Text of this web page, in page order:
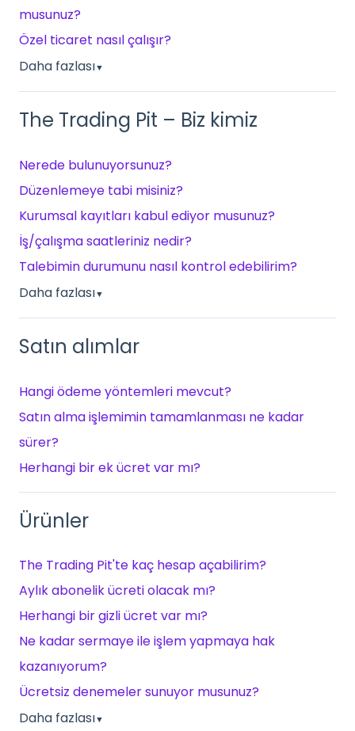
musunuz?
Özel ticaret nasıl çalışır?
Daha fazlası▼
The Trading Pit – Biz kimiz
Nerede bulunuyorsunuz?
Düzenlemeye tabi misiniz?
Kurumsal kayıtları kabul ediyor musunuz?
İş/çalışma saatleriniz nedir?
Talebimin durumunu nasıl kontrol edebilirim?
Daha fazlası▼
Satın alımlar
Hangi ödeme yöntemleri mevcut?
Satın alma işlemimin tamamlanması ne kadar
sürer?
Herhangi bir ek ücret var mı?
Ürünler
The Trading Pit'te kaç hesap açabilirim?
Aylık abonelik ücreti olacak mı?
Herhangi bir gizli ücret var mı?
Ne kadar sermaye ile işlem yapmaya hak
kazanıyorum?
Ücretsiz denemeler sunuyor musunuz?
Daha fazlası▼